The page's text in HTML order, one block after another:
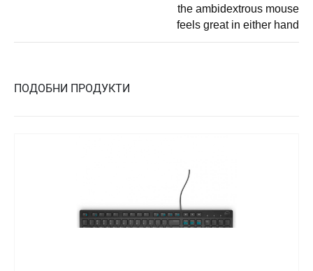
the ambidextrous mouse
feels great in either hand
ПОДОБНИ ПРОДУКТИ